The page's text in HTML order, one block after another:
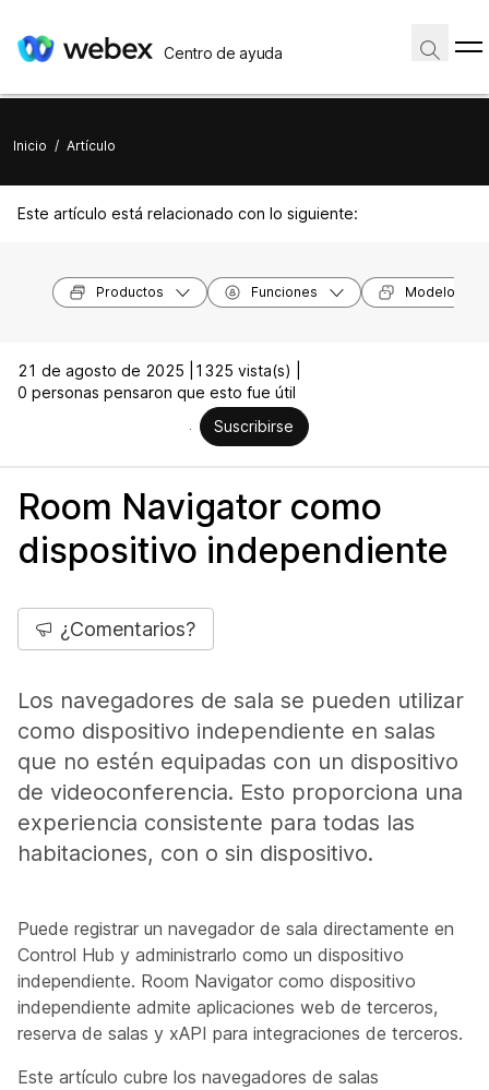
Centro de ayuda
Inicio / Artículo
Este artículo está relacionado con lo siguiente:
Productos Funciones Modelos de
21 de agosto de 2025 |
1325 vista(s) |
0 personas pensaron que esto fue útil
Suscribirse
Room Navigator como
dispositivo independiente
¿Comentarios?
Los navegadores de sala se pueden utilizar
como dispositivo independiente en salas
que no estén equipadas con un dispositivo
de videoconferencia. Esto proporciona una
experiencia consistente para todas las
habitaciones, con o sin dispositivo.
Puede registrar un navegador de sala directamente en
Control Hub y administrarlo como un dispositivo
independiente. Room Navigator como dispositivo
independiente admite aplicaciones web de terceros,
reserva de salas y xAPI para integraciones de terceros.
Este artículo cubre los navegadores de salas